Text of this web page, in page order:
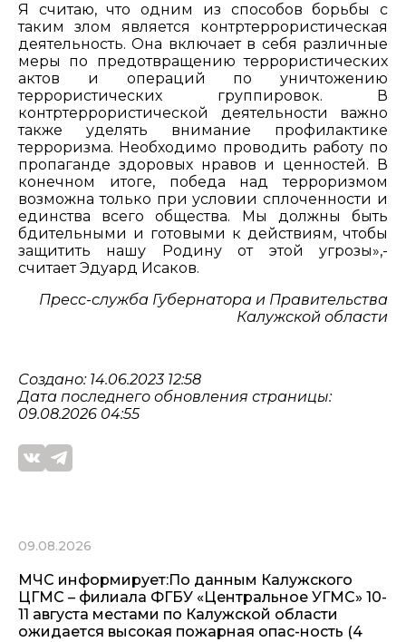
Я считаю, что одним из способов борьбы с
таким злом является контртеррористическая
деятельность. Она включает в себя различные
меры по предотвращению террористических
актов и операций по уничтожению
террористических группировок. В
контртеррористической деятельности важно
также уделять внимание профилактике
терроризма. Необходимо проводить работу по
пропаганде здоровых нравов и ценностей. В
конечном итоге, победа над терроризмом
возможна только при условии сплоченности и
единства всего общества. Мы должны быть
бдительными и готовыми к действиям, чтобы
защитить нашу Родину от этой угрозы»,-
считает Эдуард Исаков.
Пресс-служба Губернатора и Правительства
Калужской области
Создано: 14.06.2023 12:58
Дата последнего обновления страницы:
09.08.2026 04:55
09.08.2026
МЧС информирует:По данным Калужского
ЦГМС – филиала ФГБУ «Центральное УГМС» 10-
11 августа местами по Калужской области
ожидается высокая пожарная опас-ность (4